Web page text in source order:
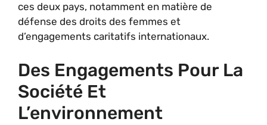
ces deux pays, notamment en matière de
défense des droits des femmes et
d’engagements caritatifs internationaux.
Des Engagements Pour La
Société Et
L’environnement